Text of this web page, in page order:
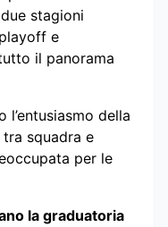
stagioni
e
il panorama
l’entusiasmo della
squadra e
per le
la graduatoria